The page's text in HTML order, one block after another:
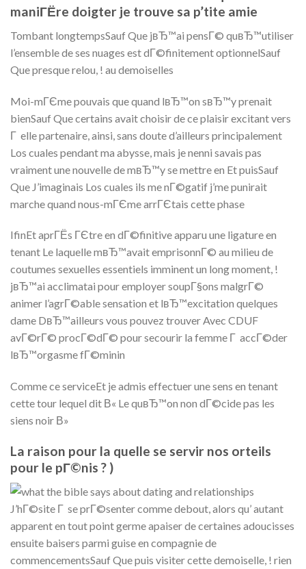
maniГЁre doigter je trouve sa p’tite amie
Tombant longtempsSauf Que jвЂ™ai pensГ© quвЂ™utiliser
l’ensemble de ses nuages est dГ©finitement optionnelSauf
Que presque relou, ! au demoiselles
Moi-mГЄme pouvais que quand lвЂ™on sвЂ™y prenait
bienSauf Que certains avait choisir de ce plaisir excitant vers
Г elle partenaire, ainsi, sans doute d’ailleurs principalement
Los cuales pendant ma abysse, mais je nenni savais pas
vraiment une nouvelle de mвЂ™y se mettre en Et puisSauf
Que J’imaginais Los cuales ils me nГ©gatif j’me punirait
marche quand nous-mГЄme arrГЄtais cette phase
IfinEt aprГЁs ГЄtre en dГ©finitive apparu une ligature en
tenant Le laquelle mвЂ™avait emprisonnГ© au milieu de
coutumes sexuelles essentiels imminent un long moment, !
jвЂ™ai acclimatai pour employer soupГ§ons malgrГ©
animer l’agrГ©able sensation et lвЂ™excitation quelques
dame DвЂ™ailleurs vous pouvez trouver Avec CDUF
avГ©rГ© procГ©dГ© pour secourir la femme Г accГ©der
lвЂ™orgasme fГ©minin
Comme ce serviceEt je admis effectuer une sens en tenant
cette tour lequel dit В« Le quвЂ™on non dГ©cide pas les
siens noir В»
La raison pour la quelle se servir nos orteils
pour le pГ©nis ? )
J’hГ©site Г se prГ©senter comme debout, alors qu’ autant
apparent en tout point germe apaiser de certaines adoucisses
ensuite baisers parmi guise en compagnie de
commencementsSauf Que puis visiter cette demoiselle, ! rien